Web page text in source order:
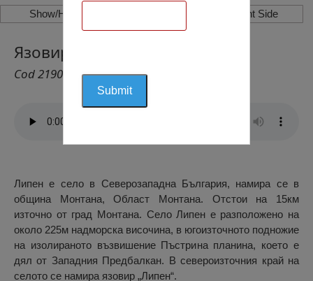
Show/Hide Left Side Show/Hide Right Side
Язовир “Липен“, Липен
Cod 2190
Липен е село в Северозападна България, намира се в
община Монтана, Област Монтана. Отстои на 15км
източно от град Монтана. Село Липен е разположено на
около 225м надморска височина, в югоизточното подножие
на изолираното възвишение Пъстрина планина, което е
дял от Западния Предбалкан. В североизточния край на
селото се намира язовир „Липен“.